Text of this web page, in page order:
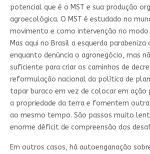
potencial que é o MST e sua produção
agroecológica. O MST é estudado no
movimento e como intervenção no
Mas aqui no Brasil a esquerda parabeniza
enquanto denúncia o agronegócio, mas
suficiente para criar os caminhos de
reformulação nacional da política de
tapar buraco em vez de colocar em
a propriedade da terra e fomentem
ao mesmo tempo. São passos muito
enorme déficit de compreensão dos
Em outros casos, há autoenganação